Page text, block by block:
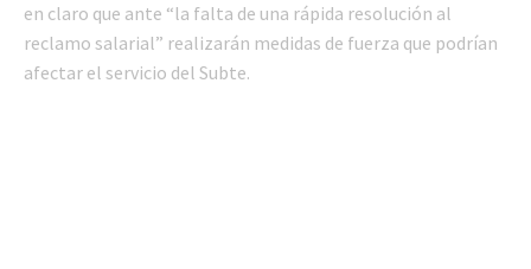
en claro que ante “la falta de una rápida resolución al
reclamo salarial” realizarán medidas de fuerza que podrían
afectar el servicio del Subte.